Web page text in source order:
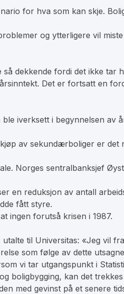
for hva som kan skje.
og ytterligere vil
dekkende fordi det ikke tar
Det er fortsatt en
iverksett i begynnelsen av
av sekundærboliger er det
Norges sentralbanksjef
en reduksjon av antall
fått styre.
ingen forutså krisen i 1987.
til Universitas: «Jeg vil
som følge av dette
vi tar utgangspunkt i
boligbygging, kan det
med gevinst på et senere